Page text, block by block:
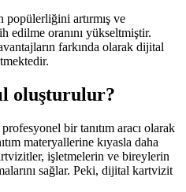
artırmış ve
edilme oranını yükseltmiştir.
farkında olarak dijital
oluşturulur?
bir tanıtım aracı olarak
materyallerine kıyasla daha
işletmelerin ve bireylerin
sağlar. Peki, dijital kartvizit